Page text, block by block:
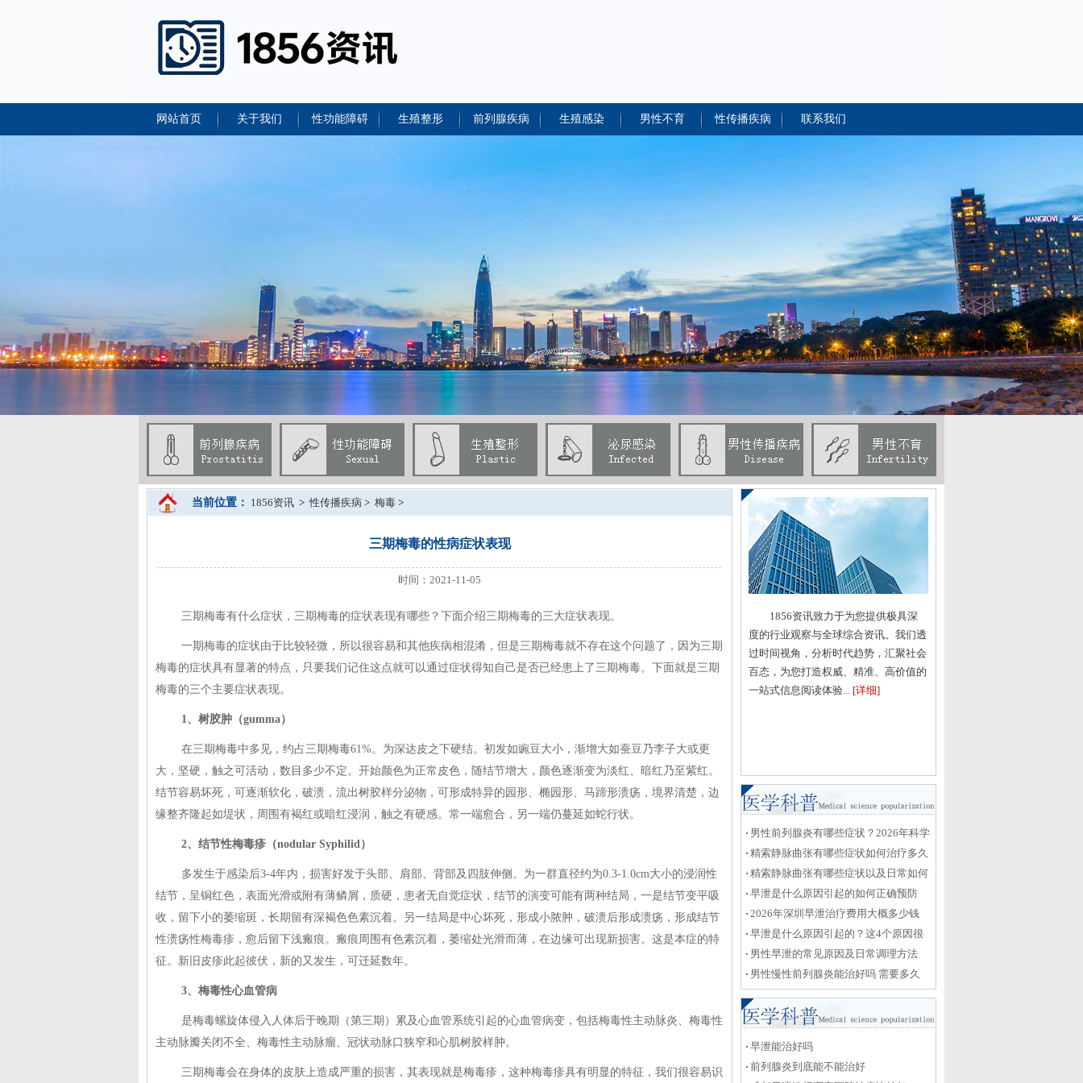
网站首页 关于我们 性功能障碍 生殖整形 前列腺疾病 生殖感染 男性不育 性传播疾病 联系我们
当前位置： 1856资讯 > 性传播疾病 > 梅毒 >
三期梅毒的性病症状表现
时间：2021-11-05
三期梅毒有什么症状，三期梅毒的症状表现有哪些？下面介绍三期梅毒的三大症状表现。
一期梅毒的症状由于比较轻微，所以很容易和其他疾病相混淆，但是三期梅毒就不存在这个问题了，因为三期
梅毒的症状具有显著的特点，只要我们记住这点就可以通过症状得知自己是否已经患上了三期梅毒。下面就是三期
梅毒的三个主要症状表现。
1、树胶肿（gumma）
在三期梅毒中多见，约占三期梅毒61%。为深达皮之下硬结。初发如豌豆大小，渐增大如蚕豆乃李子大或更
大，坚硬，触之可活动，数目多少不定。开始颜色为正常皮色，随结节增大，颜色逐渐变为淡红、暗红乃至紫红。
结节容易坏死，可逐渐软化，破溃，流出树胶样分泌物，可形成特异的园形、椭园形、马蹄形溃疡，境界清楚，边
缘整齐隆起如堤状，周围有褐红或暗红浸润，触之有硬感。常一端愈合，另一端仍蔓延如蛇行状。
2、结节性梅毒疹（nodular Syphilid）
多发生于感染后3-4年内，损害好发于头部、肩部、背部及四肢伸侧。为一群直径约为0.3-1.0cm大小的浸润性
结节，呈铜红色，表面光滑或附有薄鳞屑，质硬，患者无自觉症状，结节的演变可能有两种结局，一是结节变平吸
收，留下小的萎缩斑，长期留有深褐色色素沉着。另一结局是中心坏死，形成小脓肿，破溃后形成溃疡，形成结节
性溃疡性梅毒疹，愈后留下浅瘢痕。瘢痕周围有色素沉着，萎缩处光滑而薄，在边缘可出现新损害。这是本症的特
征。新旧皮疹此起彼伏，新的又发生，可迁延数年。
3、梅毒性心血管病
是梅毒螺旋体侵入人体后于晚期（第三期）累及心血管系统引起的心血管病变，包括梅毒性主动脉炎、梅毒性
主动脉瓣关闭不全、梅毒性主动脉瘤、冠状动脉口狭窄和心肌树胶样肿。
三期梅毒会在身体的皮肤上造成严重的损害，其表现就是梅毒疹，这种梅毒疹具有明显的特征，我们很容易识
1856资讯致力于为您提供极具深
度的行业观察与全球综合资讯。我们透
过时间视角，分析时代趋势，汇聚社会
百态，为您打造权威、精准、高价值的
一站式信息阅读体验...
[详细]
男性前列腺炎有哪些症状？2026年科学
治疗与日常护理全攻略
精索静脉曲张有哪些症状如何治疗多久
能恢复
精索静脉曲张有哪些症状以及日常如何
护理恢复
早泄是什么原因引起的如何正确预防
2026年深圳早泄治疗费用大概多少钱
早泄是什么原因引起的？这4个原因很
关键
男性早泄的常见原因及日常调理方法
男性慢性前列腺炎能治好吗 需要多久
早泄能治好吗
前列腺炎到底能不能治好